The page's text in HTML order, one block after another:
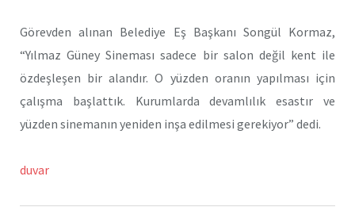
Görevden alınan Belediye Eş Başkanı Songül Kormaz,
“Yılmaz Güney Sineması sadece bir salon değil kent ile
özdeşleşen bir alandır. O yüzden oranın yapılması için
çalışma başlattık. Kurumlarda devamlılık esastır ve
yüzden sinemanın yeniden inşa edilmesi gerekiyor” dedi.
duvar